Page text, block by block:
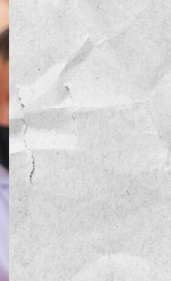
TENDENCIA
VIDEO COLUMNA
VIDEO NOTA